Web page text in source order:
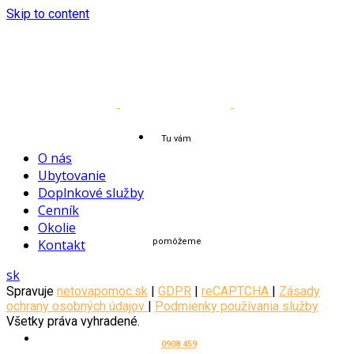
Skip to content
Tu vám
pomôžeme
0908 459
O nás
Ubytovanie
Doplnkové služby
Cenník
Okolie
Kontakt
sk
Spravuje netovapomoc.sk | GDPR | reCAPTCHA | Zásady
ochrany osobných údajov | Podmienky používania služby
Všetky práva vyhradené.